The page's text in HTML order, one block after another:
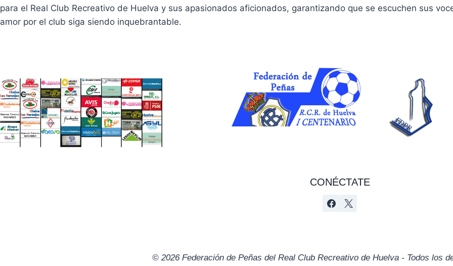
para el Real Club Recreativo de Huelva y sus apasionados aficionados, garantizando que se escuchen sus
amor por el club siga siendo inquebrantable.
CONÉCTATE
© 2026 Federación de Peñas del Real Club Recreativo de Huelva - Todos los